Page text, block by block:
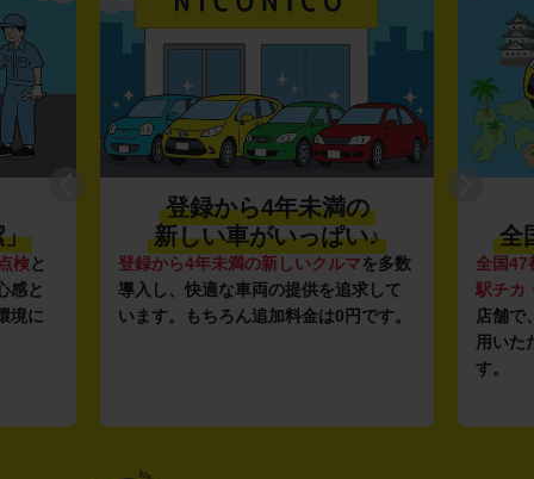
」
検と
感と
境に
登録から4年未満の
新しい車がいっぱい♪
登録から4年未満の新しいクルマを多数
導入し、快適な車両の提供を追求して
います。もちろん追加料金は0円です。
全
全国47
駅チカ
店舗で
用いた
す。